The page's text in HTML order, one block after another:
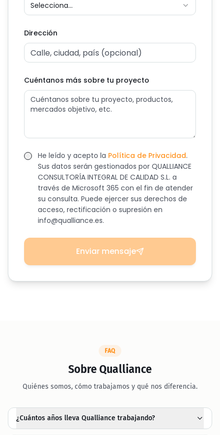
Selecciona...
Dirección
Cuéntanos más sobre tu proyecto
He leído y acepto la Política de Privacidad.
Sus datos serán gestionados por QUALLIANCE
CONSULTORÍA INTEGRAL DE CALIDAD S.L. a
través de Microsoft 365 con el fin de atender
su consulta. Puede ejercer sus derechos de
acceso, rectificación o supresión en
info@qualliance.es.
Enviar mensaje
FAQ
Sobre Qualliance
Quiénes somos, cómo trabajamos y qué nos diferencia.
¿Cuántos años lleva Qualliance trabajando?